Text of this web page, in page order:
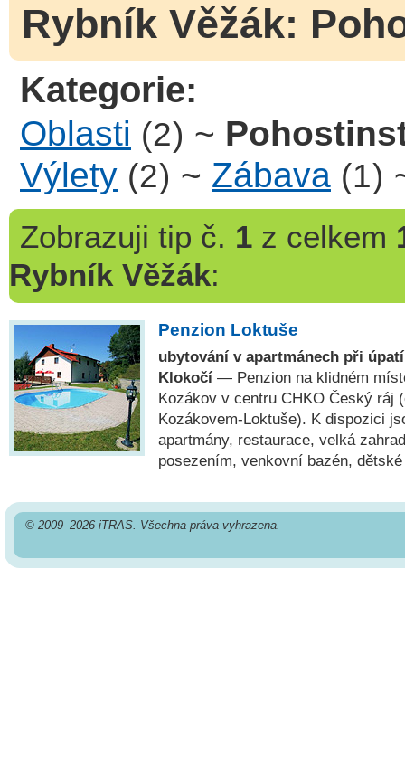
Rybník Věžák:
Kategorie:
Oblasti (2) ~
Výlety (2) ~ Zábava (1)
Zobrazuji tip č. 1z celkem
Rybník Věžák:
Penzion Loktuše
ubytování v apartmánech při
Klokočí — Penzion na klidném
Kozákov v centru CHKO Český ráj
Kozákovem-Loktuše). K dispozici
apartmány, restaurace, velká
posezením, venkovní bazén,
© 2009–2026 iTRAS. Všechna práva vyhrazena.